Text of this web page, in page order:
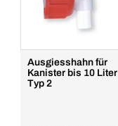
Ausgiesshahn für
Kanister bis 10 Liter
Typ 2